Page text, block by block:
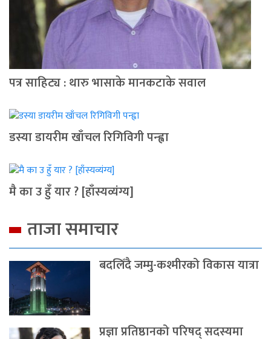
पत्र साहिट्य : थारु भासाके मानकटाके सवाल
डस्या डायरीम खाँचल रिगिविगी पन्ह्वा
मै का उ हुँ यार ? [हाँस्यव्यंग्य]
ताजा समाचार
बदलिँदै जम्मु-कश्मीरको विकास यात्रा
प्रज्ञा प्रतिष्ठानको परिषद् सदस्यमा